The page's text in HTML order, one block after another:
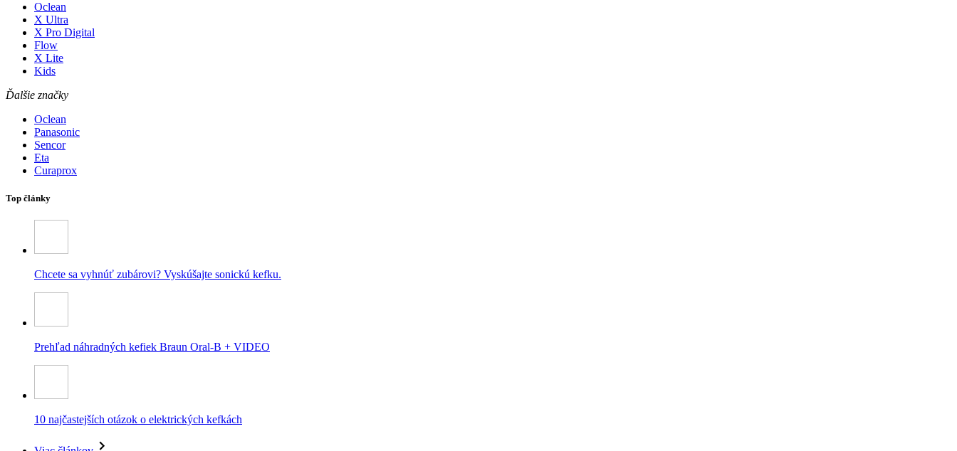
Oclean
X Ultra
X Pro Digital
Flow
X Lite
Kids
Ďalšie značky
Oclean
Panasonic
Sencor
Eta
Curaprox
Top články
Chcete sa vyhnúť zubárovi? Vyskúšajte sonickú kefku.
Prehľad náhradných kefiek Braun Oral-B + VIDEO
10 najčastejších otázok o elektrických kefkách